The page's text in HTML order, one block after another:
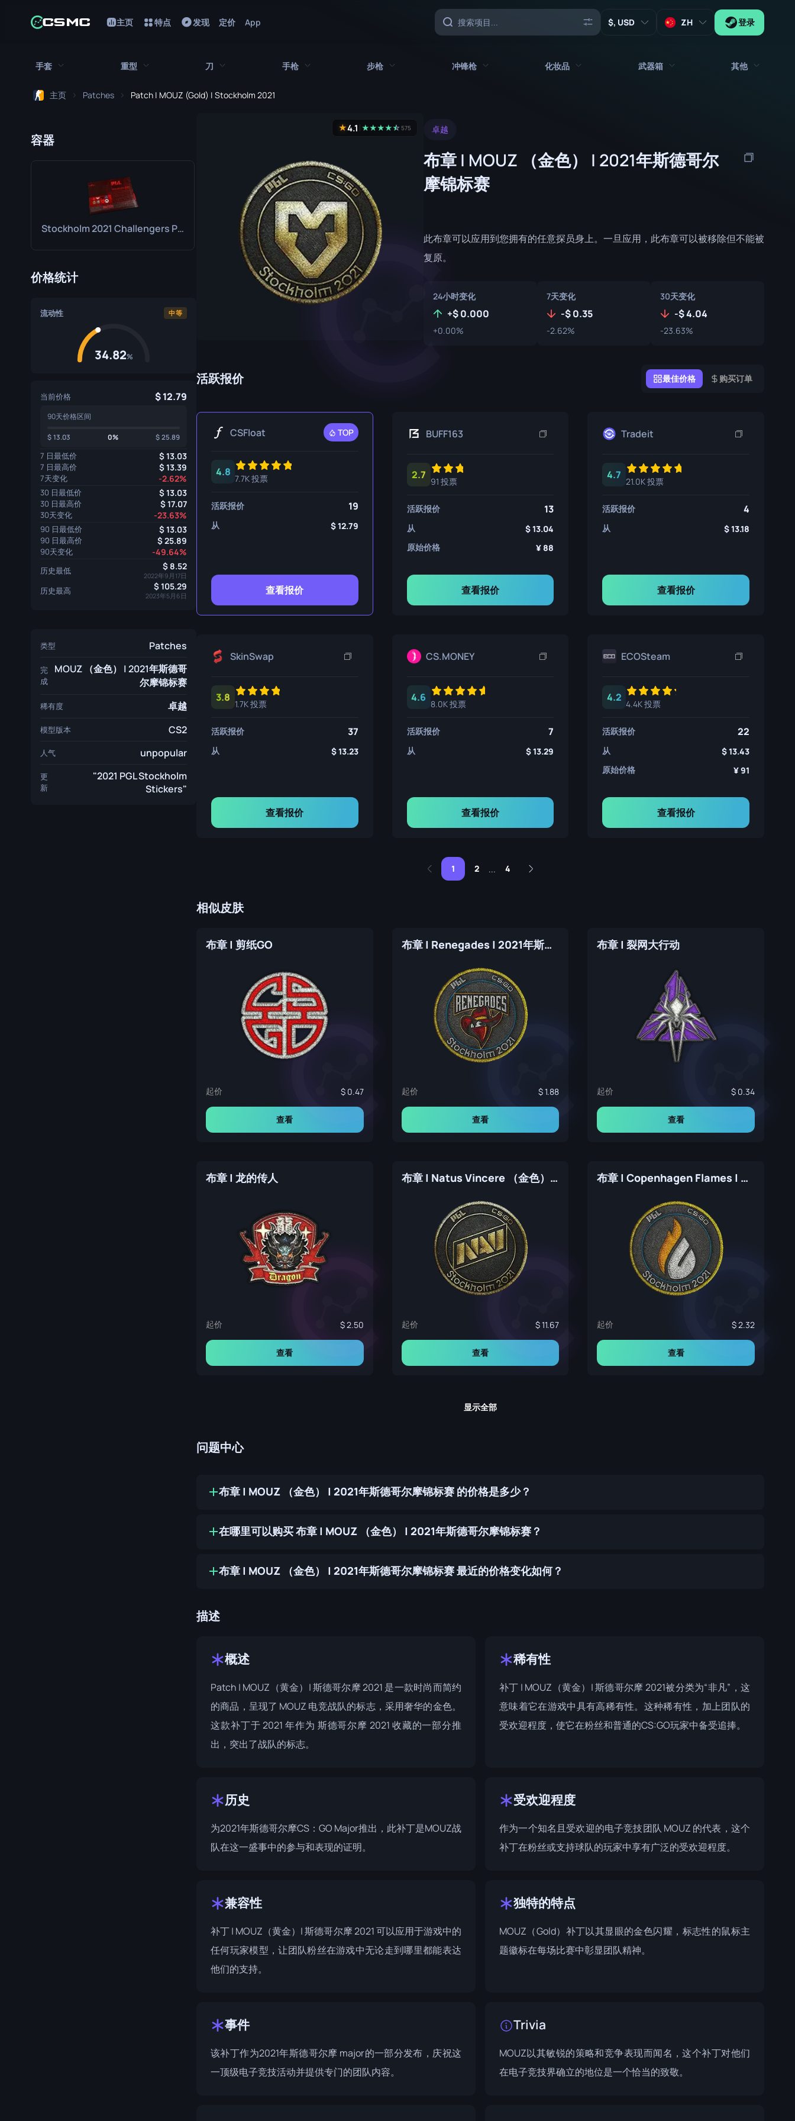
主页 特点 发现 定价 App , USD ZH 登录
手套
驾驶手套
九头蛇手套
专家手套
重型
锯短型霰弹枪
刀
经典刀
弯刀
翻转刀
屠宰刀
M9 刺刀
影子匕首
匕首
手枪
CZ75 自动
双持贝瑞塔
Five-SeveN
Glock-18
P2000
P250
R8 左轮手枪
步枪
AK-47
加利尔 AR
冲锋枪
MP5-SD
MP7
化妆品
武器挂饰
武器箱
板条箱
纪念品
其他
收藏品
主页 Patches Patch | MOUZ (Gold) | Stockholm 2021
容器
Stockholm 2021 Challengers Patch Pack
价格统计
流动性 中等
34.82%
当前价格 12.79
90天价格区间
13.03 0% 25.89
7 日最低价 13.03
7 日最高价 13.39
7天变化 -2.62%
30 日最低价 13.03
30 日最高价 17.07
30天变化 -23.63%
90 日最低价 13.03
90 日最高价 25.89
90天变化 -49.64%
历史最低 8.52
2022年9月17日
历史最高 105.29
2023年5月6日
类型 Patches
完
成
MOUZ （金色） | 2021年斯德哥
尔摩锦标赛
稀有度 卓越
模型版本 CS2
人气 unpopular
更
新
"2021 PGL Stockholm
Stickers"
★4.1 ★★★★★
☆575 卓越
布章 | MOUZ （金色） | 2021年斯德哥尔
摩锦标赛
此布章可以应用到您拥有的任意探员身上。一旦应用，此布章可以被移除但不能被
复原。
24小时变化
+ 0.000
+0.00%
7天变化
- 0.35
-2.62%
30天变化
- 4.04
-23.63%
活跃报价 最佳价格 购买订单
CSFloat TOP
4.8
7.7K 投票
活跃报价 19
从 12.79
查看报价
BUFF163
2.7
91 投票
活跃报价 13
从
13.04
原始价格
88
查看报价
Tradeit
4.7
21.0K 投票
活跃报价 4
从 13.18
查看报价
SkinSwap
3.8
1.7K 投票
活跃报价 37
从 13.23
查看报价
CS.MONEY
4.6
8.0K 投票
活跃报价 7
从 13.29
查看报价
ECOSteam
4.2
4.4K 投票
活跃报价 22
从
13.43
原始价格
91
查看报价
1 2 ... 4
相似皮肤
布章 | 剪纸GO
起价 0.47
查看
布章 | Renegades | 2021年斯德哥尔摩锦标赛
起价 1.88
查看
布章 | 裂网大行动
起价 0.34
查看
布章 | 龙的传人
起价 2.50
查看
布章 | Natus Vincere （金色） | 2021年斯德哥尔摩锦标赛
起价 11.67
查看
布章 | Copenhagen Flames | 2021年斯德哥尔摩锦标赛
起价 2.32
查看
显示全部
问题中心
布章 | MOUZ （金色） | 2021年斯德哥尔摩锦标赛 的价格是多少？
在哪里可以购买 布章 | MOUZ （金色） | 2021年斯德哥尔摩锦标赛？
布章 | MOUZ （金色） | 2021年斯德哥尔摩锦标赛 最近的价格变化如何？
描述
概述
Patch | MOUZ（黄金）| 斯德哥尔摩 2021 是一款时尚而简约
的商品，呈现了 MOUZ 电竞战队的标志，采用奢华的金色。
这款补丁于 2021 年作为 斯德哥尔摩 2021 收藏的一部分推
出，突出了战队的标志。
稀有性
补丁 | MOUZ（黄金）| 斯德哥尔摩 2021被分类为“非凡”，这
意味着它在游戏中具有高稀有性。这种稀有性，加上团队的
受欢迎程度，使它在粉丝和普通的CS:GO玩家中备受追捧。
历史
为2021年斯德哥尔摩CS：GO Major推出，此补丁是MOUZ战
队在这一盛事中的参与和表现的证明。
受欢迎程度
作为一个知名且受欢迎的电子竞技团队 MOUZ 的代表，这个
补丁在粉丝或支持球队的玩家中享有广泛的受欢迎程度。
兼容性
补丁 | MOUZ（黄金）| 斯德哥尔摩 2021 可以应用于游戏中的
任何玩家模型，让团队粉丝在游戏中无论走到哪里都能表达
他们的支持。
独特的特点
MOUZ（Gold）补丁以其显眼的金色闪耀，标志性的鼠标主
题徽标在每场比赛中彰显团队精神。
事件
该补丁作为2021年斯德哥尔摩 major的一部分发布，庆祝这
一顶级电子竞技活动并提供专门的团队内容。
Trivia
MOUZ以其敏锐的策略和竞争表现而闻名，这个补丁对他们
在电子竞技界确立的地位是一个恰当的致敬。